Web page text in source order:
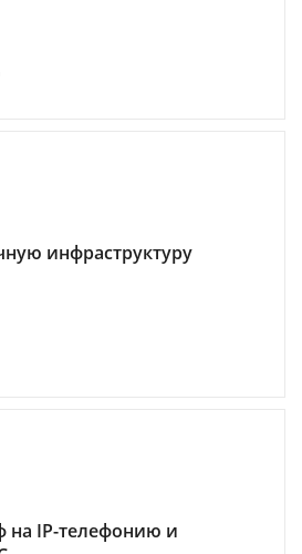
инфраструктуру
на IP-телефонию и